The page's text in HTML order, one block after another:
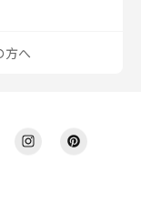
方へ